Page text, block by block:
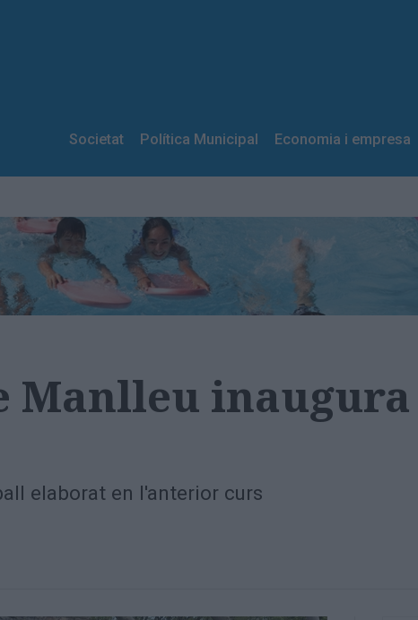
Societat Política Municipal Economia i empresa
Manlleu
elaborat en l'anterior curs